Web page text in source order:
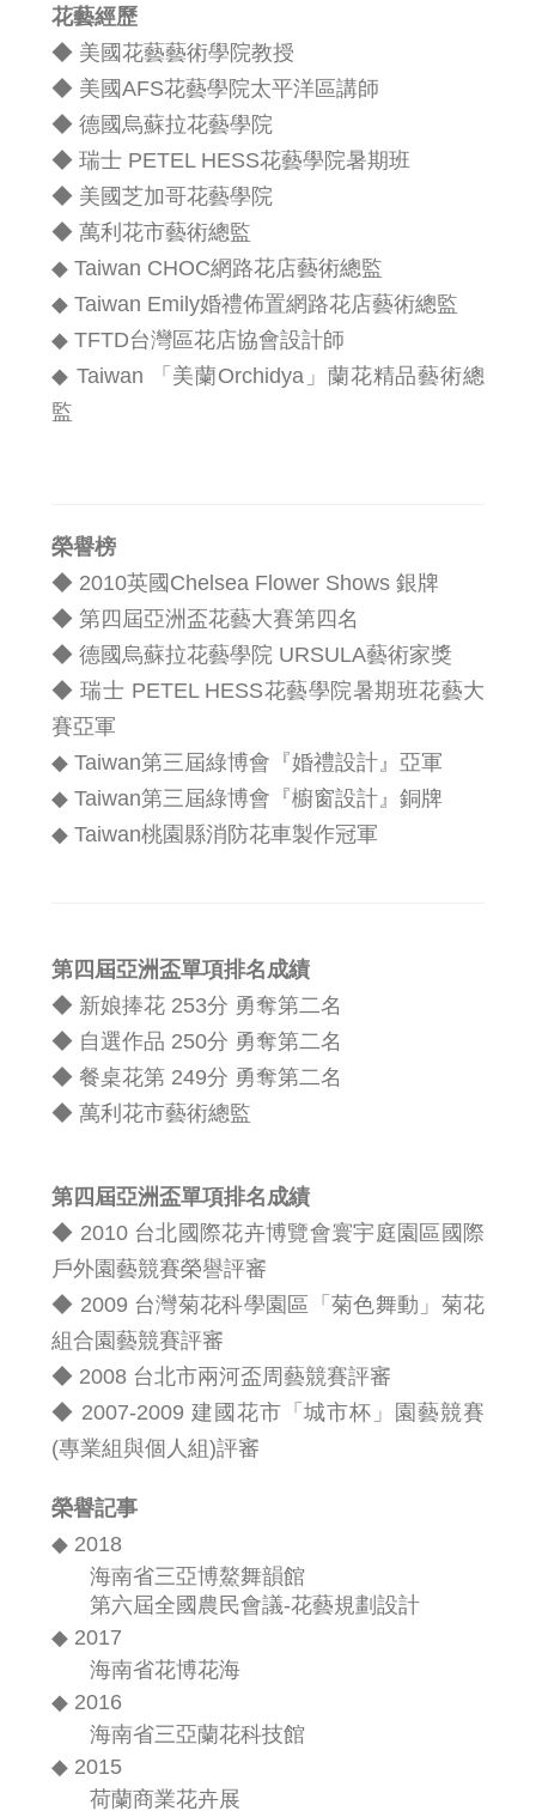
花藝經歷
◆ 美國花藝藝術學院教授
◆ 美國AFS花藝學院太平洋區講師
◆ 德國烏蘇拉花藝學院
◆ 瑞士 PETEL HESS花藝學院暑期班
◆ 美國芝加哥花藝學院
◆ 萬利花市藝術總監
◆ Taiwan CHOC網路花店藝術總監
◆ Taiwan Emily婚禮佈置網路花店藝術總監
◆ TFTD台灣區花店協會設計師
◆ Taiwan 「美蘭Orchidya」蘭花精品藝術總
監
榮譽榜
◆ 2010英國Chelsea Flower Shows 銀牌
◆ 第四屆亞洲盃花藝大賽第四名
◆ 德國烏蘇拉花藝學院 URSULA藝術家獎
◆ 瑞士 PETEL HESS花藝學院暑期班花藝大
賽亞軍
◆ Taiwan第三屆綠博會『婚禮設計』亞軍
◆ Taiwan第三屆綠博會『櫥窗設計』銅牌
◆ Taiwan桃園縣消防花車製作冠軍
第四屆亞洲盃單項排名成績
◆ 新娘捧花 253分 勇奪第二名
◆ 自選作品 250分 勇奪第二名
◆ 餐桌花第 249分 勇奪第二名
◆ 萬利花市藝術總監
第四屆亞洲盃單項排名成績
◆ 2010 台北國際花卉博覽會寰宇庭園區國際
戶外園藝競賽榮譽評審
◆ 2009 台灣菊花科學園區「菊色舞動」菊花
組合園藝競賽評審
◆ 2008 台北市兩河盃周藝競賽評審
◆ 2007-2009 建國花市「城市杯」園藝競賽
(專業組與個人組)評審
榮譽記事
◆ 2018
海南省三亞博鰲舞韻館
第六屆全國農民會議-花藝規劃設計
◆ 2017
海南省花博花海
◆ 2016
海南省三亞蘭花科技館
◆ 2015
荷蘭商業花卉展